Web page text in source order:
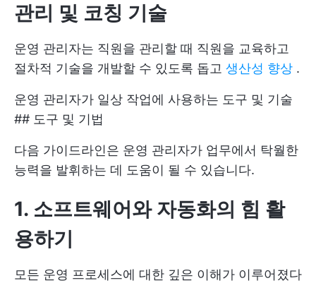
관리 및 코칭 기술
운영 관리자는 직원을 관리할 때 직원을 교육하고
절차적 기술을 개발할 수 있도록 돕고 생산성 향상 .
운영 관리자가 일상 작업에 사용하는 도구 및 기술
## 도구 및 기법
다음 가이드라인은 운영 관리자가 업무에서 탁월한
능력을 발휘하는 데 도움이 될 수 있습니다.
1. 소프트웨어와 자동화의 힘 활
용하기
모든 운영 프로세스에 대한 깊은 이해가 이루어졌다